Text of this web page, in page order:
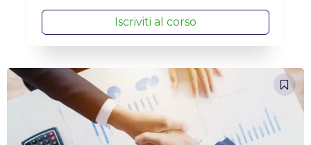
Iscriviti al corso